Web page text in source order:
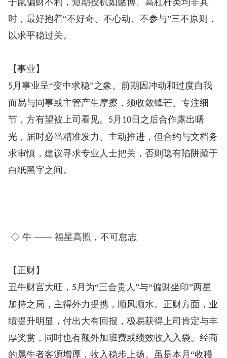
子鼠偏财不利，短期投机如赌博、高杠杆类均非其
时，最好抱着“不好奇、不心动、不参与”三不原则，
以求平稳过关。
【事业】
5 月事业呈“变中求稳”之象。前期因冲动和过度自我
而易与同事或主管产生摩擦，须收敛锋芒、专注细
节，方有望被上司看见。 5 月 10 日之后合作露出曙
光，届时必当精准发力、主动推进，但合约与文档务
求审慎，建议寻求专业人士把关，否则隐有陷阱藏于
白纸黑字之间。
◇ 牛 —— 福星高照，不可怠志
【正财】
丑牛财宫大旺， 5 月为“三合贵人”与“偏财坐印”两星
加持之局，主得外力提携，顺风顺水。正财方面，业
绩提升明显，付出大有回报，极易获得上司肯定与丰
厚奖赏，同时也有额外加班费或绩效收入入袋。经商
的属牛者客源增厚，收入稳步上扬。虽是本月“收穫